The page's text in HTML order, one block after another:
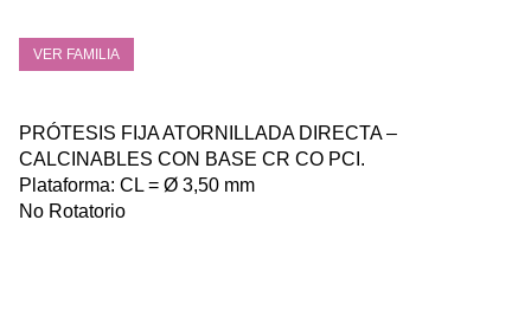
VER FAMILIA
PRÓTESIS FIJA ATORNILLADA DIRECTA –
CALCINABLES CON BASE CR CO PCI.
Plataforma: CL = Ø 3,50 mm
No Rotatorio